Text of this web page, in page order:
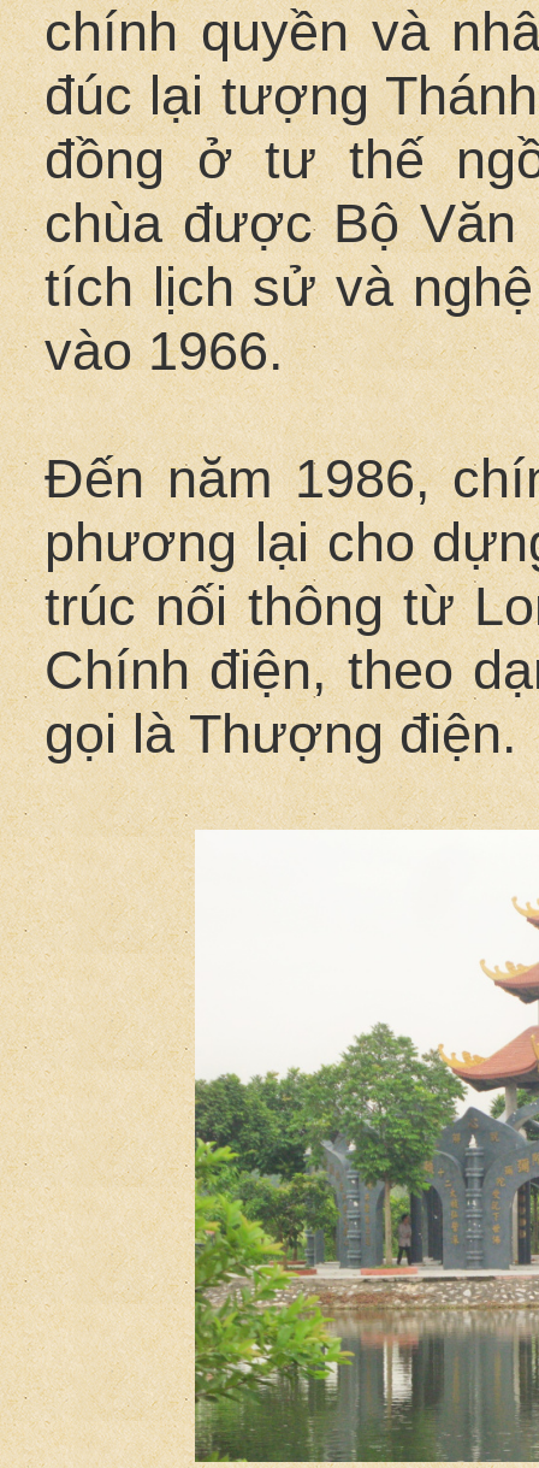
chính quyền và
đúc lại tượng
đồng ở tư thế
chùa được Bộ Văn
tích lịch sử và
vào 1966.
Đến năm 1986,
phương lại cho
trúc nối thông từ
Chính điện, theo
gọi là Thượng điện.